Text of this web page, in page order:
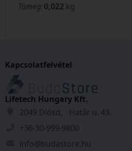
Tömeg:0,022 kg
Kapcsolatfelvétel
Lifetech Hungary Kft.
2049 Diósd, Határ u. 43.
+36-30-999-9800
info@budastore.hu